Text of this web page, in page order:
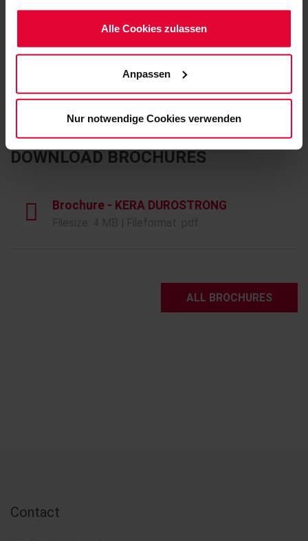
Möchten Sie dies nicht, klicken Sie bitte auf "Nur
notwendige Cookies verwenden". Mehr dazu
(einschließlich der Möglichkeit, die Einwilligungserklärung
Cookie-Hinweis(Link im Fuß der Website)
bzw. derDatenschutzerklärung.
Alle Cookies zulassen
Anpassen
Nur notwendige Cookies verwenden
Our services at a glance
Development, consulting, design, manufacturing, project
management, installation and supervision - Steuler Linings
offers everything from a single source.
DOWNLOAD BROCHURES
Brochure - KERA DUROSTRONG
Filesize: 4 MB | Fileformat: pdf
ALL BROCHURES
Contact